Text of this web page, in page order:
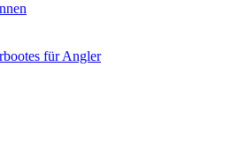
für Angler